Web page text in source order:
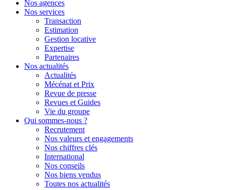
Nos agences
Nos services
Transaction
Estimation
Gestion locative
Expertise
Partenaires
Nos actualités
Actualités
Mécénat et Prix
Revue de presse
Revues et Guides
Vie du groupe
Qui sommes-nous ?
Recrutement
Nos valeurs et engagements
Nos chiffres clés
International
Nos conseils
Nos biens vendus
Toutes nos actualités